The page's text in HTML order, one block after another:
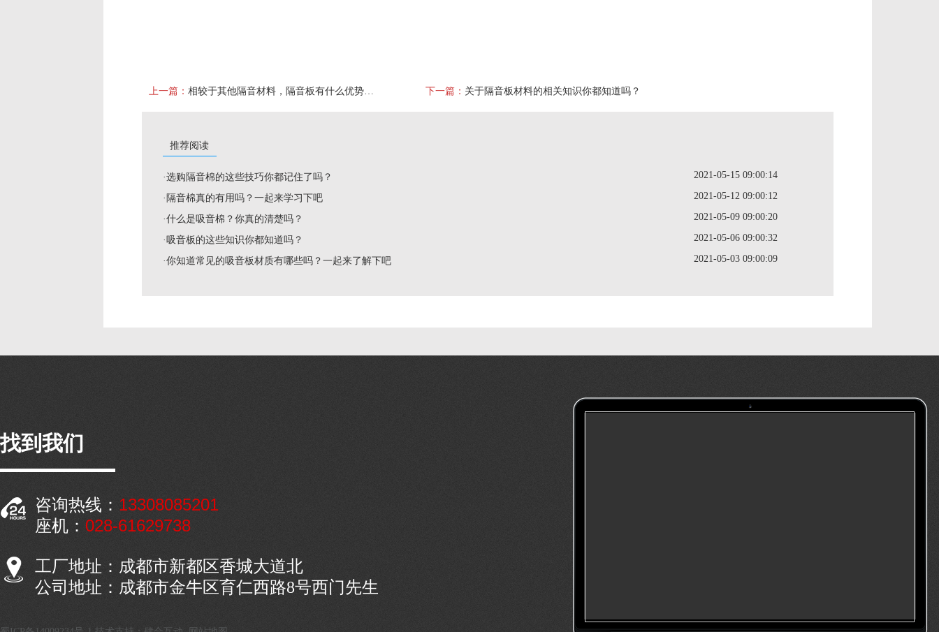
上一篇： 相较于其他隔音材料，隔音板有什么优势你知道吗？ 下一篇： 关于隔音板材料的相关知识你都知道吗？
推荐阅读
·选购隔音棉的这些技巧你都记住了吗？ 2021-05-15 09:00:14
·隔音棉真的有用吗？一起来学习下吧 2021-05-12 09:00:12
·什么是吸音棉？你真的清楚吗？ 2021-05-09 09:00:20
·吸音板的这些知识你都知道吗？ 2021-05-06 09:00:32
·你知道常见的吸音板材质有哪些吗？一起来了解下吧 2021-05-03 09:00:09
找到我们
咨询热线： 13308085201
座机： 028-61629738
工厂地址：成都市新都区香城大道北
公司地址：成都市金牛区育仁西路8号西门先生